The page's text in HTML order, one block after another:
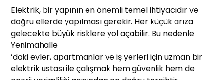
Elektrik, bir yapının en önemli temel ihtiyacıdır ve
doğru ellerde yapılması gerekir. Her küçük arıza
gelecekte büyük risklere yol açabilir. Bu nedenle
Yenimahalle
’daki evler, apartmanlar ve iş yerleri için uzman bir
elektrik ustası ile çalışmak hem güvenlik hem de